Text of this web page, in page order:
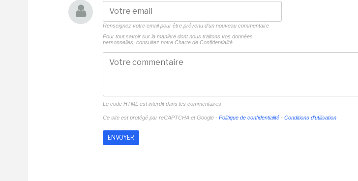
Renseignez votre email pour être prévenu d'un nouveau commentaire
Pour tout savoir sur la manière dont nous traitons vos données
personnelles, consultez notre Charte de Confidentialité.
Le code HTML est interdit dans les commentaires
Ce site est protégé par reCAPTCHA et Google - Politique de confidentialité - Conditions d'utilisation